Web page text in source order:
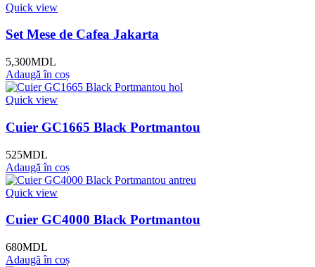
Quick view
Set Mese de Cafea Jakarta
5,300MDL
Adaugă în coș
Quick view
Cuier GC1665 Black Portmantou
525MDL
Adaugă în coș
Quick view
Cuier GC4000 Black Portmantou
680MDL
Adaugă în coș